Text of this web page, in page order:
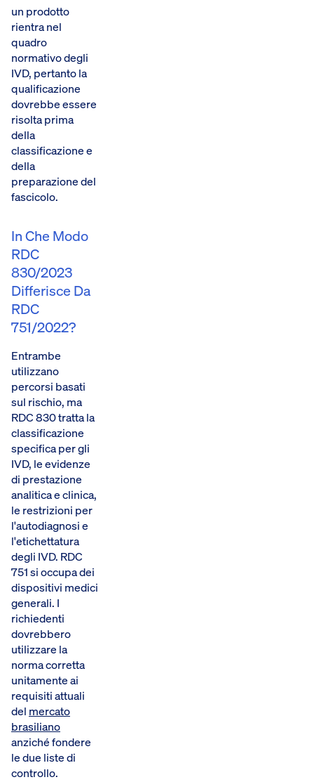
un prodotto
rientra nel
quadro
normativo degli
IVD, pertanto la
qualificazione
dovrebbe essere
risolta prima
della
classificazione e
della
preparazione del
fascicolo.
In Che Modo
RDC
830/2023
Differisce Da
RDC
751/2022?
Entrambe
utilizzano
percorsi basati
sul rischio, ma
RDC 830 tratta la
classificazione
specifica per gli
IVD, le evidenze
di prestazione
analitica e clinica,
le restrizioni per
l'autodiagnosi e
l'etichettatura
degli IVD. RDC
751 si occupa dei
dispositivi medici
generali. I
richiedenti
dovrebbero
utilizzare la
norma corretta
unitamente ai
requisiti attuali
del mercato
brasiliano
anziché fondere
le due liste di
controllo.